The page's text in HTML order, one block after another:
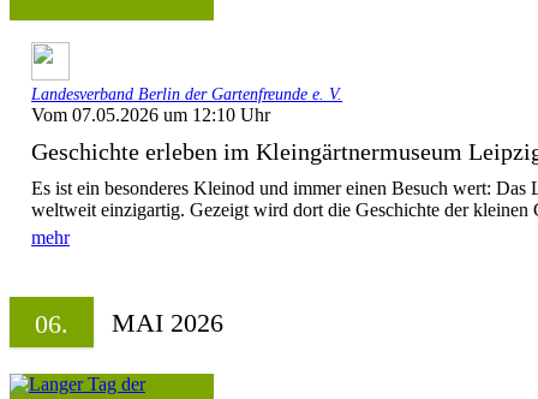
Landesverband Berlin der Gartenfreunde e. V.
Vom 07.05.2026 um 12:10 Uhr
Geschichte erleben im Kleingärtnermuseum
Es ist ein besonderes Kleinod und immer einen Besuch wert: Das
weltweit einzigartig. Gezeigt wird dort die Geschichte der kleinen
mehr
06. MAI 2026